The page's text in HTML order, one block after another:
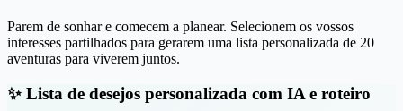
Parem de sonhar e comecem a planear. Selecionem os vossos
interesses partilhados para gerarem uma lista personalizada de 20
aventuras para viverem juntos.
✨ Lista de desejos personalizada com IA e roteiro